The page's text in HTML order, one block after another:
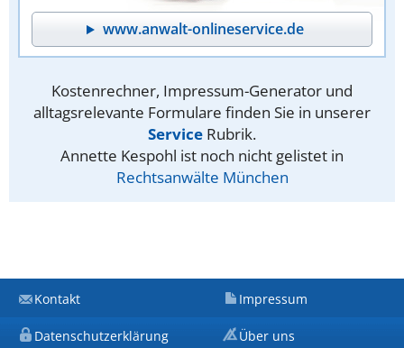
www.anwalt-onlineservice.de
Kostenrechner, Impressum-Generator und
alltagsrelevante Formulare finden Sie in unserer
Service Rubrik.
Annette Kespohl ist noch nicht gelistet in
Rechtsanwälte München
Kontakt Impressum
Datenschutzerklärung Über uns